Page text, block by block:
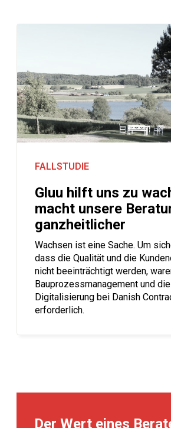
FALLSTUDIE
Gluu hilft uns zu
macht unsere
ganzheitlicher
Wachsen ist eine Sache. Um
dass die Qualität und die
nicht beeinträchtigt werden,
Bauprozessmanagement und die
Digitalisierung bei Danish
erforderlich.
Der Wert eines